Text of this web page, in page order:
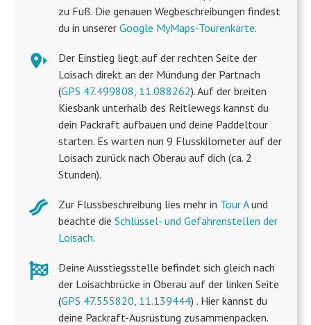
zu Fuß. Die genauen Wegbeschreibungen findest
du in unserer Google MyMaps-Tourenkarte.
Der Einstieg liegt auf der rechten Seite der
Loisach direkt an der Mündung der Partnach
(GPS 47.499808, 11.088262). Auf der breiten
Kiesbank unterhalb des Reitlewegs kannst du
dein Packraft aufbauen und deine Paddeltour
starten. Es warten nun 9 Flusskilometer auf der
Loisach zurück nach Oberau auf dich (ca. 2
Stunden).
Zur Flussbeschreibung lies mehr in Tour Aund
beachte die Schlüssel- und Gefahrenstellen der
Loisach.
Deine Ausstiegsstelle befindet sich gleich nach
der Loisachbrücke in Oberau auf der linken Seite
(GPS 47.555820, 11.139444) . Hier kannst du
deine Packraft-Ausrüstung zusammenpacken.